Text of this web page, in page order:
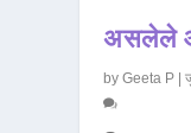
असलेले
byGeeta P |